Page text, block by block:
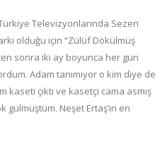
Türkiye Televizyonlarında Sezen
olduğu için “Zülüf Dökülmüş
sonra iki ay boyunca her gün
Adam tanımıyor o kim diye de
çıktı ve kasetçi cama asmış
gülmüştüm. Neşet Ertaş’ın en